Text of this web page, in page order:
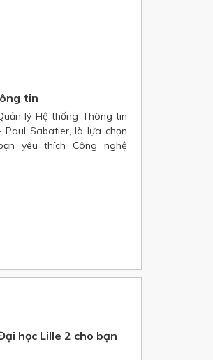
tin
lý Hệ thống Thông tin
Sabatier, là lựa chọn
yêu thích Công nghệ
học Lille 2 cho bạn